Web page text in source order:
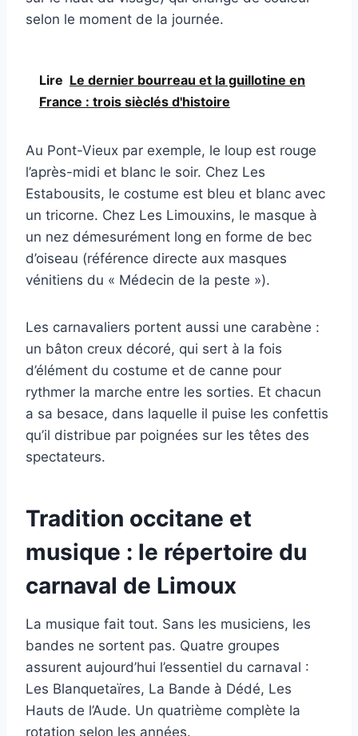
selon le moment de la journée.
Lire Le dernier bourreau et la guillotine en
France : trois sièclés d'histoire
Au Pont-Vieux par exemple, le loup est rouge
l’après-midi et blanc le soir. Chez Les
Estabousits, le costume est bleu et blanc avec
un tricorne. Chez Les Limouxins, le masque à
un nez démesurément long en forme de bec
d’oiseau (référence directe aux masques
vénitiens du « Médecin de la peste »).
Les carnavaliers portent aussi une carabène :
un bâton creux décoré, qui sert à la fois
d’élément du costume et de canne pour
rythmer la marche entre les sorties. Et chacun
a sa besace, dans laquelle il puise les confettis
qu’il distribue par poignées sur les têtes des
spectateurs.
Tradition occitane et
musique : le répertoire du
carnaval de Limoux
La musique fait tout. Sans les musiciens, les
bandes ne sortent pas. Quatre groupes
assurent aujourd’hui l’essentiel du carnaval :
Les Blanquetaïres, La Bande à Dédé, Les
Hauts de l’Aude. Un quatrième complète la
rotation selon les années.